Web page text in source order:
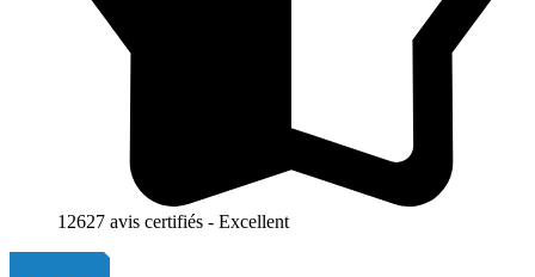
12627 avis certifiés - Excellent